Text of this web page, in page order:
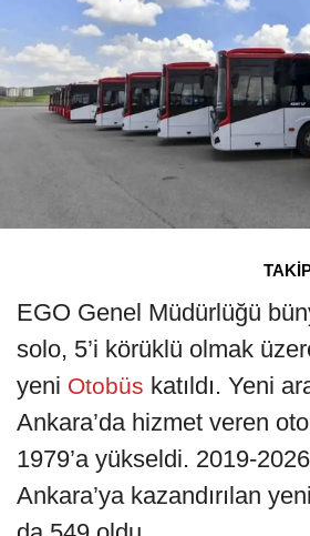
EGO Genel Müdürlüğü
solo, 5’i körüklü olmak
yeni Otobüs katıldı. Yeni
Ankara’da hizmet veren
1979’a yükseldi. 2019-2026
Ankara’ya kazandırılan